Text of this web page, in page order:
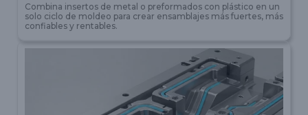
Combina insertos de metal o preformados con plástico en un
solo ciclo de moldeo para crear ensamblajes más fuertes, más
confiables y rentables.